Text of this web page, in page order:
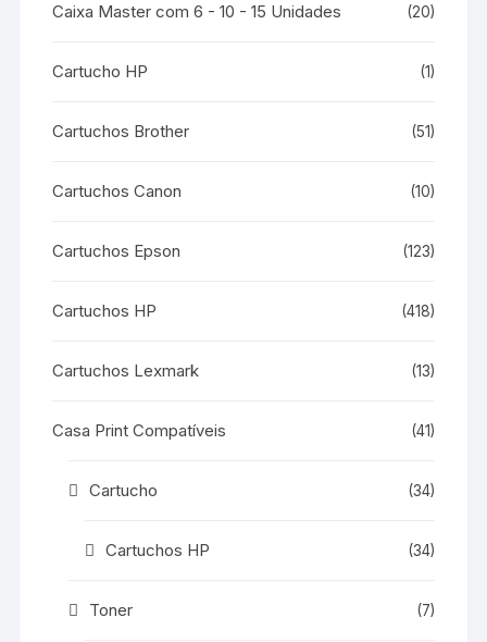
Caixa Master com 6 - 10 - 15 Unidades (20)
Cartucho HP (1)
Cartuchos Brother (51)
Cartuchos Canon (10)
Cartuchos Epson (123)
Cartuchos HP (418)
Cartuchos Lexmark (13)
Casa Print Compatíveis (41)
Cartucho (34)
Cartuchos HP (34)
Toner (7)